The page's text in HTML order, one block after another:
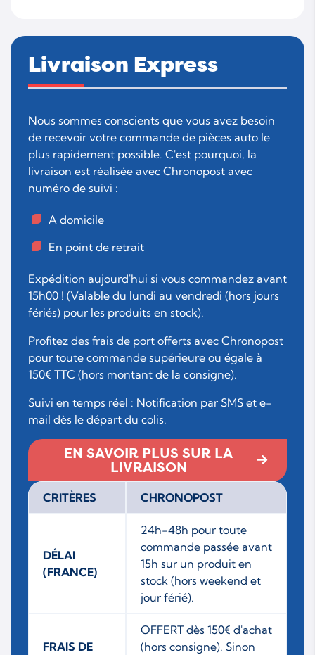
Livraison Express
Nous sommes conscients que vous avez besoin
de recevoir votre commande de pièces auto le
plus rapidement possible. C'est pourquoi, la
livraison est réalisée avec Chronopost avec
numéro de suivi :
A domicile
En point de retrait
Expédition aujourd'hui si vous commandez avant
15h00 ! (Valable du lundi au vendredi (hors jours
fériés) pour les produits en stock).
Profitez des frais de port offerts avec Chronopost
pour toute commande supérieure ou égale à
150€ TTC (hors montant de la consigne).
Suivi en temps réel : Notification par SMS et e-
mail dès le départ du colis.
EN SAVOIR PLUS SUR LA
LIVRAISON
CRITÈRES CHRONOPOST
DÉLAI
(FRANCE)
24h-48h pour toute
commande passée avant
15h sur un produit en
stock (hors weekend et
jour férié).
FRAIS DE
OFFERT dès 150€ d'achat
(hors consigne). Sinon